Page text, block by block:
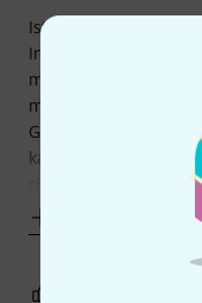
Ist sowohl für Jazz
Intonation war
musste sich erst
mein tägliches
Gigs. Das Schöne ist,
kann ihm sowohl die
richtig "draufhauen"